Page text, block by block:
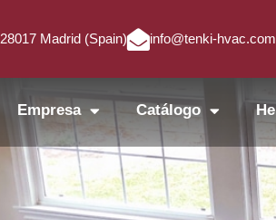
Madrid (Spain) info@tenki-hvac.com
Empresa Catálogo